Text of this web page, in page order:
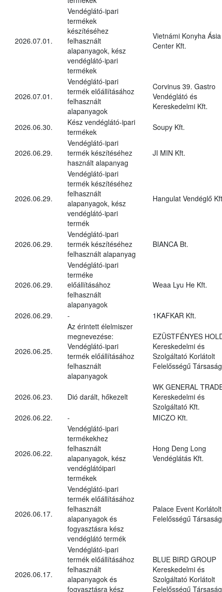
2026.07.01.
Vendéglátó-ipari
termékek
készítéséhez
felhasznált
alapanyagok, kész
vendéglátó-ipari
termékek
Vietnámi Konyha Ásia
Center Kft.
2026.07.01.
Vendéglátó-ipari
termék előállításához
felhasznált
alapanyagok
Corvinus 39. Gastro
Vendéglátó és
Kereskedelmi Kft.
2026.06.30.
Kész vendéglátó-ipari
termékek
Soupy Kft.
2026.06.29.
Vendéglátó-ipari
termék készítéséhez
használt alapanyag
JI MIN Kft.
2026.06.29.
Vendéglátó-ipari
termék készítéséhez
felhasznált
alapanyagok, kész
vendéglátó-ipari
termék
Hangulat Vendéglő
2026.06.29.
Vendéglátó-ipari
termék készítéséhez
felhasznált alapanyag
BIANCA Bt.
2026.06.29.
Vendéglátó-ipari
terméke
előállításához
felhasznált
alapanyagok
Weaa Lyu He Kft.
2026.06.29. - 1KAFKAR Kft.
2026.06.25.
Az érintett élelmiszer
megnevezése:
Vendéglátó-ipari
termék előállításához
felhasznált
alapanyagok
EZÜSTFÉNYES
Kereskedelmi és
Szolgáltató Korlátolt
Felelősségű Társaság
2026.06.23. Dió darált, hőkezelt
WK GENERAL
Kereskedelmi és
Szolgáltató Kft.
2026.06.22.
- MICZO Kft.
2026.06.22.
Vendéglátó-ipari
termékekhez
felhasznált
alapanyagok, kész
vendéglátóipari
termékek
Hong Deng Long
Vendéglátás Kft.
2026.06.17.
Vendéglátó-ipari
termék előállításához
felhasznált
alapanyagok és
fogyasztásra kész
vendéglátó termék
Palace Event Korlátolt
Felelősségű Társaság
2026.06.17.
Vendéglátó-ipari
termék előállításához
felhasznált
alapanyagok és
fogyasztásra kész
BLUE BIRD GROUP
Kereskedelmi és
Szolgáltató Korlátolt
Felelősségű Társaság